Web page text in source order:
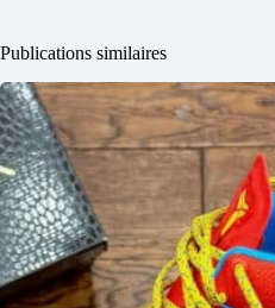
Publications similaires